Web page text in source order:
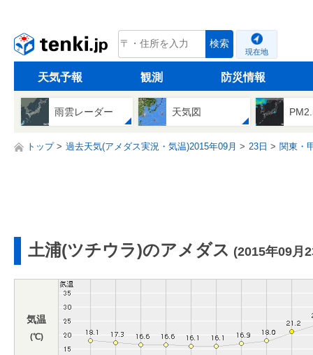
tenki.jp 検索
現在地
天気予報 観測 防災情報
雨雲レーダー 天気図
トップ 過去天気(アメダス実況・気温)2015年09月 23日 関東・
土浦(ツチウラ)のアメダス (2015年09月
気温
(℃)